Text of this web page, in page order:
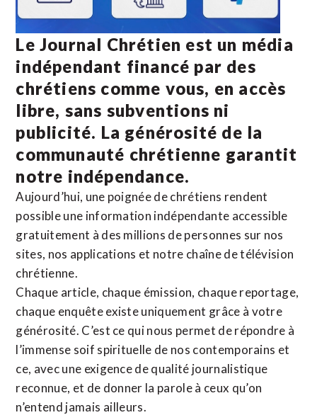
Le Journal Chrétien est un média
indépendant financé par des
chrétiens comme vous, en accès
libre, sans subventions ni
publicité. La générosité de la
communauté chrétienne garantit
notre indépendance.
Aujourd’hui, une poignée de chrétiens rendent
possible une information indépendante accessible
gratuitement à des millions de personnes sur nos
sites, nos applications et notre chaîne de télévision
chrétienne.
Chaque article, chaque émission, chaque reportage,
chaque enquête existe uniquement grâce à votre
générosité. C’est ce qui nous permet de répondre à
l’immense soif spirituelle de nos contemporains et
ce, avec une exigence de qualité journalistique
reconnue, et de donner la parole à ceux qu’on
n’entend jamais ailleurs.